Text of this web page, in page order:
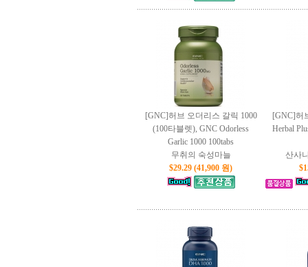
[GNC]허브 오더리스 갈릭 1000
(100타블렛), GNC Odorless
Garlic 1000 100tabs
무취의 숙성마늘
$29.29 (41,900 원)
[GNC]허
Herbal
산사